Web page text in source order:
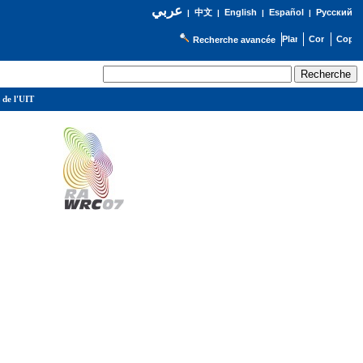
عربي| 中文| English | Español | Русский
Recherche avancée
de l'UIT